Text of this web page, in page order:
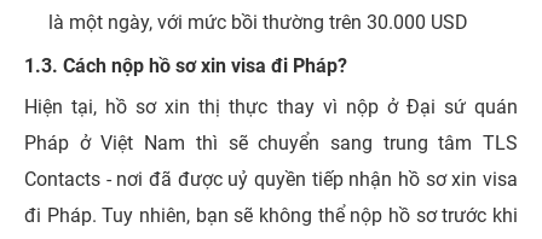
là một ngày, với mức bồi thường trên 30.000 USD
1.3. Cách nộp hồ sơ xin visa đi Pháp?
Hiện tại, hồ sơ xin thị thực thay vì nộp ở Đại sứ quán
Pháp ở Việt Nam thì sẽ chuyển sang trung tâm TLS
Contacts - nơi đã được uỷ quyền tiếp nhận hồ sơ xin visa
đi Pháp. Tuy nhiên, bạn sẽ không thể nộp hồ sơ trước khi